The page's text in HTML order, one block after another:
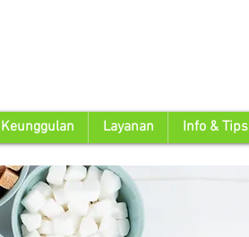
Keunggulan Layanan Info & Tips